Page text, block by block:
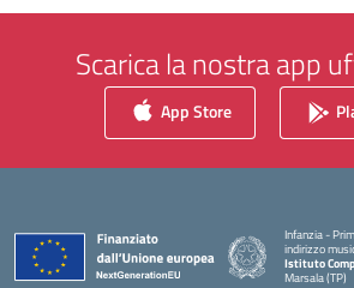
Scarica la nostra app
App Store
Infanzia -
indirizzo
Istituto
Marsala (TP)